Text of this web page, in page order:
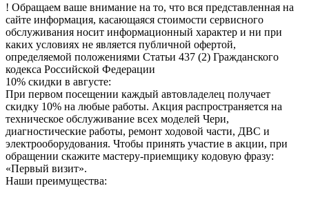
! Обращаем ваше внимание на то, что вся представленная на
сайте информация, касающаяся стоимости сервисного
обслуживания носит информационный характер и ни при
каких условиях не является публичной офертой,
определяемой положениями Статьи 437 (2) Гражданского
кодекса Российской Федерации
10% скидки в августе:
При первом посещении каждый автовладелец получает
скидку 10% на любые работы. Акция распространяется на
техническое обслуживание всех моделей Чери,
диагностические работы, ремонт ходовой части, ДВС и
электрооборудования. Чтобы принять участие в акции, при
обращении скажите мастеру-приемщику кодовую фразу:
«Первый визит».
Наши преимущества: